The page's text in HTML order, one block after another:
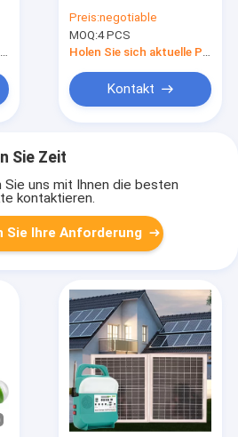
Holen Sie sich aktuelle Preis
4*50PCS LED mit der
Telefon-Aufladung
Preis:negotiable
MOQ:4 PCS
Holen Sie sich aktuelle Preis
Kontakt
Sie Zeit
Sie uns mit Ihnen die besten
kontaktieren.
Sie Ihre Anforderung